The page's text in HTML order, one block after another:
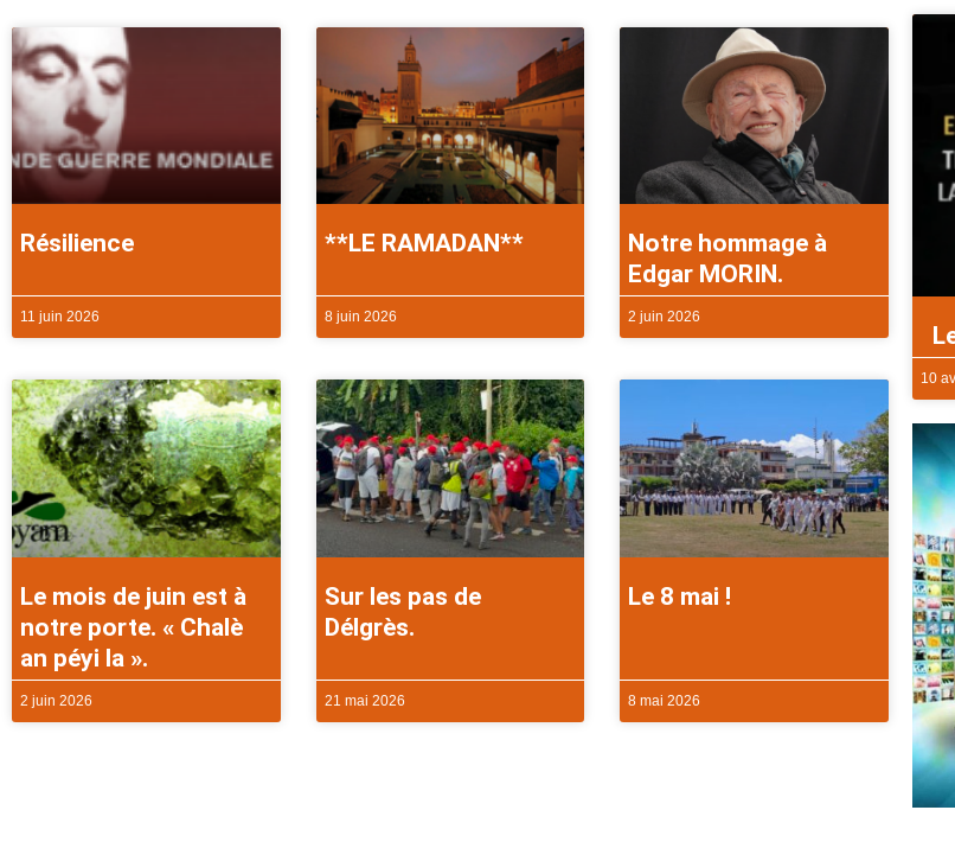
Résilience
11 juin 2026
**LE RAMADAN**
8 juin 2026
Notre hommage à
Edgar MORIN.
2 juin 2026
Le mois de juin est à
notre porte. « Chalè
an péyi la ».
2 juin 2026
Sur les pas de
Délgrès.
21 mai 2026
Le 8 mai !
8 mai 2026
10